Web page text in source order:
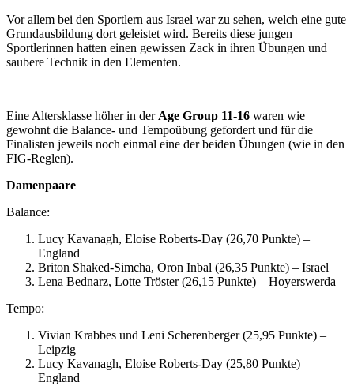
Vor allem bei den Sportlern aus Israel war zu sehen, welch eine gute
Grundausbildung dort geleistet wird. Bereits diese jungen
Sportlerinnen hatten einen gewissen Zack in ihren Übungen und
saubere Technik in den Elementen.
Eine Altersklasse höher in der Age Group 11-16 waren wie
gewohnt die Balance- und Tempoübung gefordert und für die
Finalisten jeweils noch einmal eine der beiden Übungen (wie in den
FIG-Reglen).
Damenpaare
Balance:
Lucy Kavanagh, Eloise Roberts-Day (26,70 Punkte) –
England
Briton Shaked-Simcha, Oron Inbal (26,35 Punkte) – Israel
Lena Bednarz, Lotte Tröster (26,15 Punkte) – Hoyerswerda
Tempo:
Vivian Krabbes und Leni Scherenberger (25,95 Punkte) –
Leipzig
Lucy Kavanagh, Eloise Roberts-Day (25,80 Punkte) –
England